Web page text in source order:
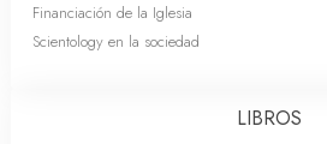
Financiación de la Iglesia
Scientology en la sociedad
LIBROS